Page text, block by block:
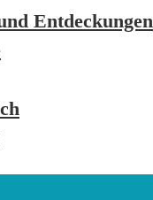
Entdeckungen